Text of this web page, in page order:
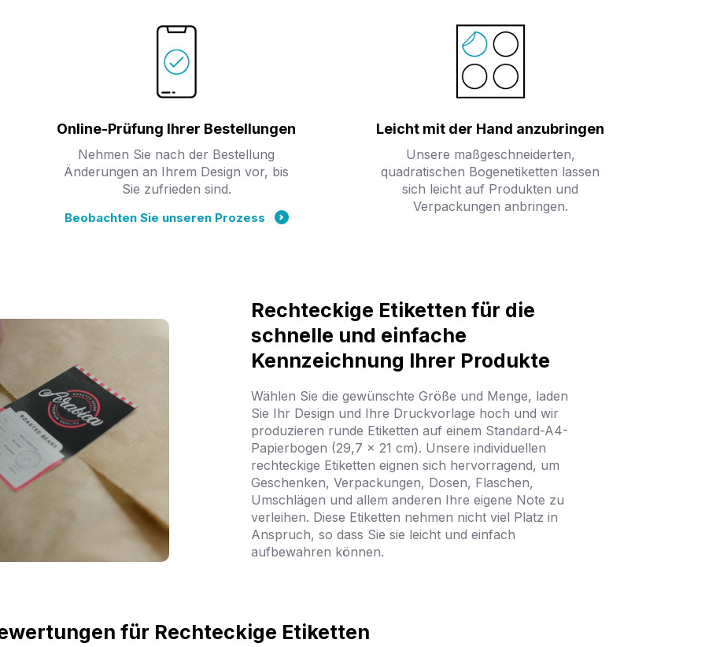
Online-Prüfung Ihrer Bestellungen
Nehmen Sie nach der Bestellung
Änderungen an Ihrem Design vor, bis
Sie zufrieden sind.
Beobachten Sie unseren Prozess
Leicht mit der Hand anzubringen
Unsere maßgeschneiderten,
quadratischen Bogenetiketten lassen
sich leicht auf Produkten und
Verpackungen anbringen.
Rechteckige Etiketten für die
schnelle und einfache
Kennzeichnung Ihrer Produkte
Wählen Sie die gewünschte Größe und Menge, laden
Sie Ihr Design und Ihre Druckvorlage hoch und wir
produzieren runde Etiketten auf einem Standard-A4-
Papierbogen (29,7 x 21 cm). Unsere individuellen
rechteckige Etiketten eignen sich hervorragend, um
Geschenken, Verpackungen, Dosen, Flaschen,
Umschlägen und allem anderen Ihre eigene Note zu
verleihen. Diese Etiketten nehmen nicht viel Platz in
Anspruch, so dass Sie sie leicht und einfach
aufbewahren können.
für Rechteckige Etiketten